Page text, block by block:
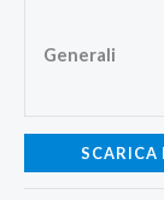
Generali
SCARICA